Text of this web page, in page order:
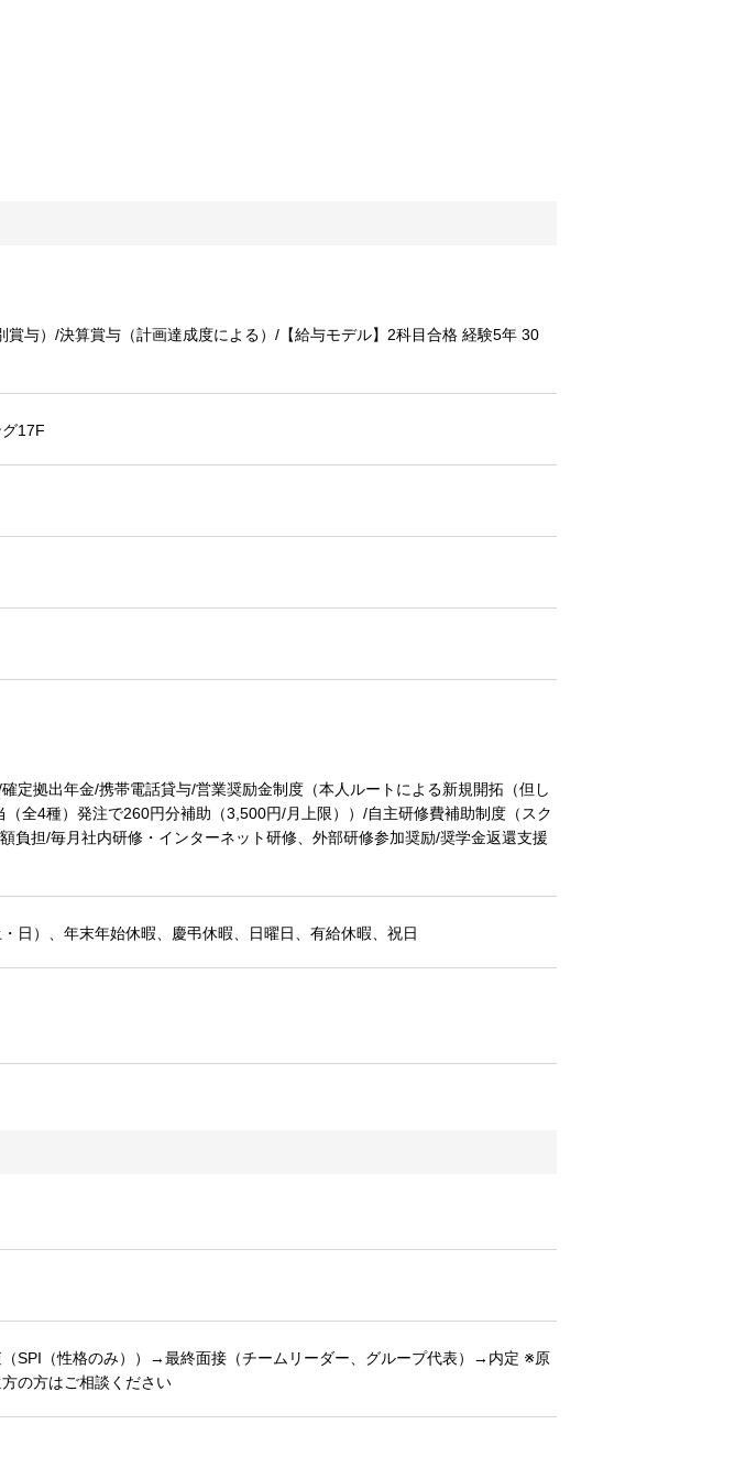
与）/決算賞与（計画達成度による）/【給与モデル】2科目合格 経験5年 30
17F
定拠出年金/携帯電話貸与/営業奨励金制度（本人ルートによる新規開拓（但し
全4種）発注で260円分補助（3,500円/月上限））/自主研修費補助制度（スク
負担/毎月社内研修・インターネット研修、外部研修参加奨励/奨学金返還支援
日）、年末年始休暇、慶弔休暇、日曜日、有給休暇、祝日
SPI（性格のみ））→最終面接（チームリーダー、グループ代表）→内定 ※原
の方はご相談ください